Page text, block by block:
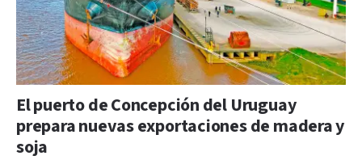
El puerto de Concepción del Uruguay
prepara nuevas exportaciones de madera y
soja